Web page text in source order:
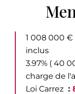
1 008 000 €
inclus
3.97% ( 40
charge de
Loi Carrez